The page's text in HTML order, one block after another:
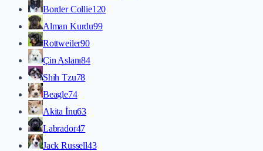
Border Collie120
Alman Kurdu99
Rottweiler90
Çin Aslanı84
Shih Tzu78
Beagle74
Akita İnu63
Labrador47
Jack Russell43